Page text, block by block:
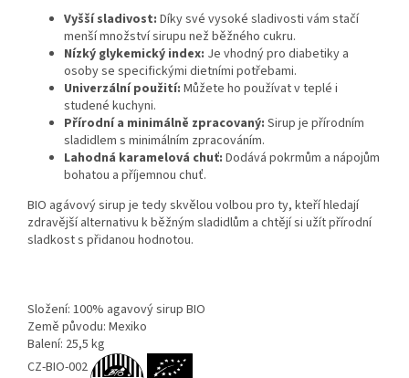
Vyšší sladivost: Díky své vysoké sladivosti vám stačí
menší množství sirupu než běžného cukru.
Nízký glykemický index: Je vhodný pro diabetiky a
osoby se specifickými dietními potřebami.
Univerzální použití: Můžete ho používat v teplé i
studené kuchyni.
Přírodní a minimálně zpracovaný: Sirup je přírodním
sladidlem s minimálním zpracováním.
Lahodná karamelová chuť: Dodává pokrmům a nápojům
bohatou a příjemnou chuť.
BIO agávový sirup je tedy skvělou volbou pro ty, kteří hledají
zdravější alternativu k běžným sladidlům a chtějí si užít přírodní
sladkost s přidanou hodnotou.
Složení: 100% agavový sirup BIO
Země původu: Mexiko
Balení: 25,5 kg
CZ-BIO-002